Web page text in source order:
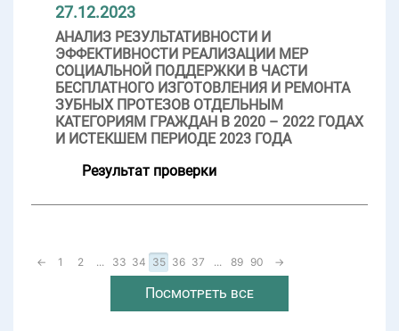
27.12.2023
АНАЛИЗ РЕЗУЛЬТАТИВНОСТИ И
ЭФФЕКТИВНОСТИ РЕАЛИЗАЦИИ МЕР
СОЦИАЛЬНОЙ ПОДДЕРЖКИ В ЧАСТИ
БЕСПЛАТНОГО ИЗГОТОВЛЕНИЯ И РЕМОНТА
ЗУБНЫХ ПРОТЕЗОВ ОТДЕЛЬНЫМ
КАТЕГОРИЯМ ГРАЖДАН В 2020 – 2022 ГОДАХ
И ИСТЕКШЕМ ПЕРИОДЕ 2023 ГОДА
Результат проверки
← 1 2 ... 33 34 35 36 37 ... 89 90 →
Посмотреть все